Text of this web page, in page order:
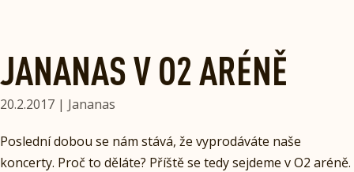
JANANAS V O2 ARÉNĚ
20.2.2017 | Jananas
Poslední dobou se nám stává, že vyprodáváte naše
koncerty. Proč to děláte? Příště se tedy sejdeme v O2 aréně.